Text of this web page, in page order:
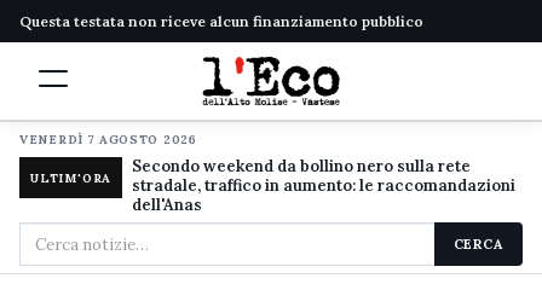
Questa testata non riceve alcun finanziamento pubblico
VENERDÌ 7 AGOSTO 2026
ULTIM'ORA
Secondo weekend da bollino nero sulla rete
stradale, traffico in aumento: le raccomandazioni
dell'Anas
Cerca
nel
CERCA